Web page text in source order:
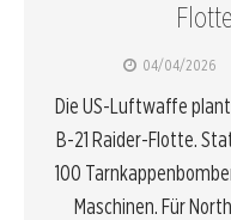
04/04/2026
Die US-Luftwaffe
B-21 Raider-Flotte.
100
Maschinen. Für